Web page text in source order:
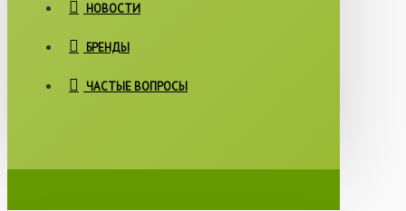
НОВОСТИ
БРЕНДЫ
ЧАСТЫЕ ВОПРОСЫ